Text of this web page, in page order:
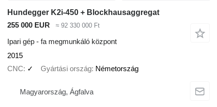
Hundegger K2i-450 + Blockhausaggregat
255 000 EUR
≈ 92 330 000 Ft
Ipari gép - fa megmunkáló központ
2015
CNC
✓ Gyártási ország Németország
Magyarország, Ágfalva